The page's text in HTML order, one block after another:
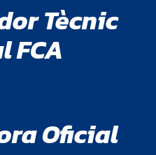
Tècnic
FCA
Oficial